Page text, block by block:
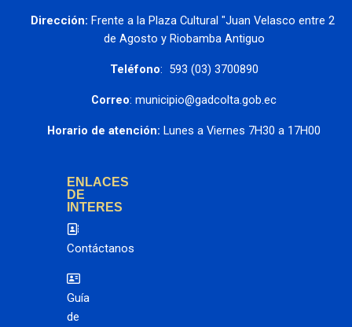
Dirección: Frente a la Plaza Cultural "Juan Velasco entre 2
de Agosto y Riobamba Antiguo
Teléfono:  593 (03) 3700890
Correo: municipio@gadcolta.gob.ec
Horario de atención: Lunes a Viernes 7H30 a 17H00
ENLACES
DE
INTERES
Contáctanos
Guía
de